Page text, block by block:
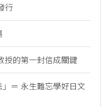
行
場
授的第一封信成關鍵
」＝ 永生難忘學好日文